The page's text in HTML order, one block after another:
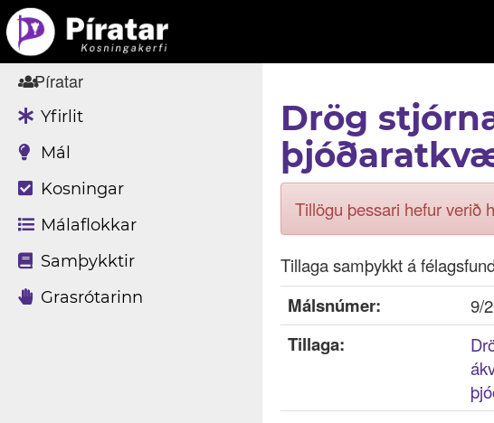
Píratar
Yfirlit
Mál
Kosningar
Málaflokkar
Samþykktir
Grasrótarinn
Drög
Tillögu þessari hefur verið
Tillaga samþykkt á
Málsnúmer: 9/
Tillaga: